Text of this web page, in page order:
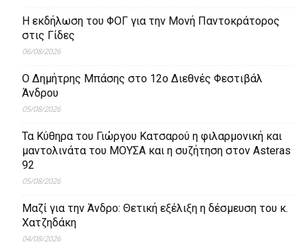
Η εκδήλωση του ΦΟΓ για την Μονή Παντοκράτορος
στις Γίδες
06/08/2026
Ο Δημήτρης Μπάσης στο 12ο Διεθνές Φεστιβάλ
Άνδρου
05/08/2026
Τα Κύθηρα του Γιώργου Κατσαρού η φιλαρμονική και
μαντολινάτα του ΜΟΥΣΑ και η συζήτηση στον Asteras
92
05/08/2026
Μαζί για την Άνδρο: Θετική εξέλιξη η δέσμευση του κ.
Χατζηδάκη
04/08/2026